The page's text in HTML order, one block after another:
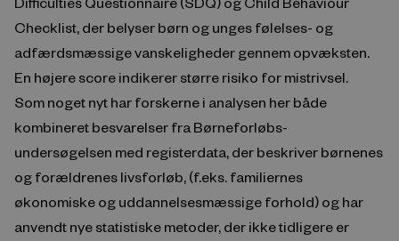
Checklist, der belyser børn og unges følelses- og
adfærdsmæssige vanskeligheder gennem opvæksten.
En højere score indikerer større risiko for mistrivsel.
Som noget nyt har forskerne i analysen her både
kombineret besvarelser fra Børneforløbs-
undersøgelsen med registerdata, der beskriver børnenes
og forældrenes livsforløb, (f.eks. familiernes
økonomiske og uddannelsesmæssige forhold) og har
anvendt nye statistiske metoder, der ikke tidligere er